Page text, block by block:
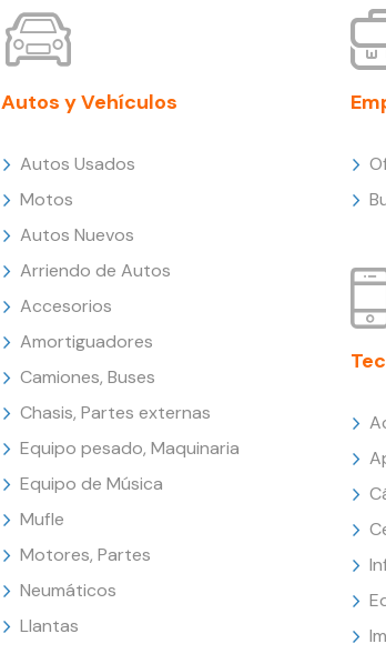
Autos y Vehículos
Autos Usados
Motos
Autos Nuevos
Arriendo de Autos
Accesorios
Amortiguadores
Camiones, Buses
Chasis, Partes externas
Equipo pesado, Maquinaria
Equipo de Música
Mufle
Motores, Partes
Neumáticos
Llantas